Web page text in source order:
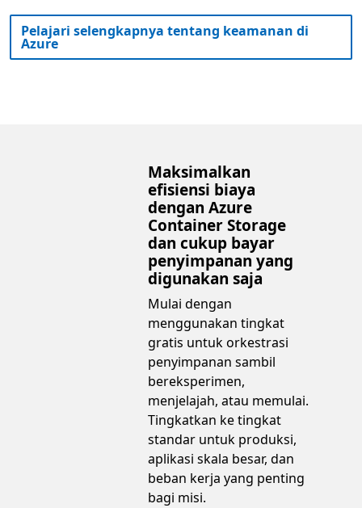
Pelajari selengkapnya tentang keamanan di
Azure
Maksimalkan
efisiensi biaya
dengan Azure
Container Storage
dan cukup bayar
penyimpanan yang
digunakan saja
Mulai dengan
menggunakan tingkat
gratis untuk orkestrasi
penyimpanan sambil
bereksperimen,
menjelajah, atau memulai.
Tingkatkan ke tingkat
standar untuk produksi,
aplikasi skala besar, dan
beban kerja yang penting
bagi misi.